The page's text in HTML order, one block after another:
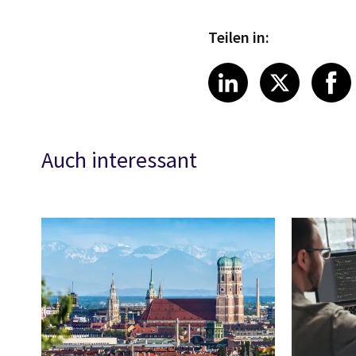
Teilen in:
Share article
LinkedIn
Share
X
Auch interessant